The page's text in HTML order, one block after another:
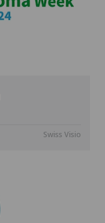
Swiss Visio